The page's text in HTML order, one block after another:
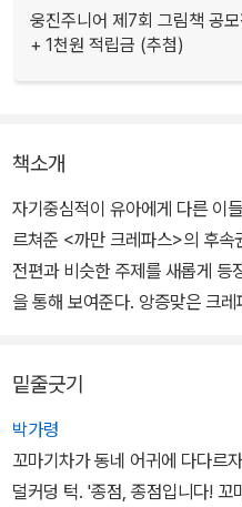
웅진주니어 제7회 그림책 공
+ 1천원 적립금 (추첨)
책소개
자기중심적이 유아에게 다른 이
르쳐준 <까만 크레파스>의 후
전편과 비슷한 주제를 새롭게 등
을 통해 보여준다. 앙증맞은 크
산책을 나간 까망이는 멋진 버스
없는걸."이라고 말하는 버스를 위
쓱쓱 길을 그리고, 버스 정류장도
갔는데, 이번에는 멋진 배가 까
밑줄긋기
박가령
꼬마기차가 동네 어귀에 다다르
덜커덩 턱. '종점, 종점입니다!